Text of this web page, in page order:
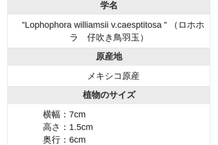
学名
”Lophophora williamsii v.caesptitosa ” （ロホホ
ラ 仔吹き鳥羽玉）
原産地
メキシコ原産
植物のサイズ
横幅：7cm
高さ：1.5cm
奥行：6cm